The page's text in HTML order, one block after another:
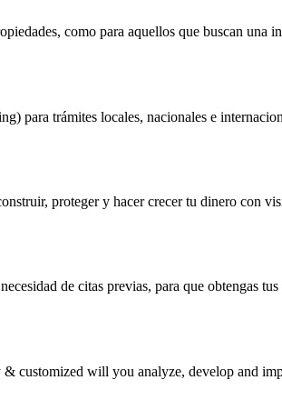
como para aquellos que buscan
para trámites locales, nacionales e
proteger y hacer crecer tu dinero con
de citas previas, para que obtengas
customized will you analyze, develop and